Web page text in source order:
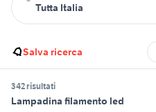
Salva ricerca
342 risultati
Lampadina filamento led